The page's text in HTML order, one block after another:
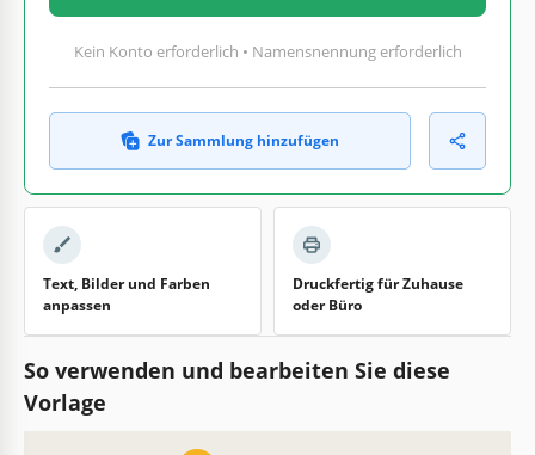
Kein Konto erforderlich • Namensnennung erforderlich
Zur Sammlung hinzufügen
Text, Bilder und Farben
anpassen
Druckfertig für Zuhause
oder Büro
So verwenden und bearbeiten Sie diese
Vorlage